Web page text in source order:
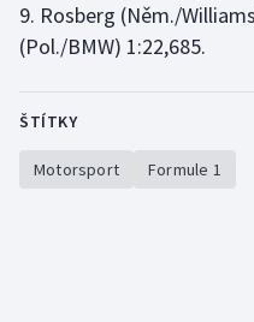
Olympijské hry
9. Rosberg (Něm./
(Pol./BMW) 1:22,685.
ŠTÍTKY
Motorsport Formule 1